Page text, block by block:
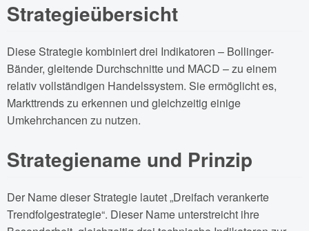
Strategieübersicht
Diese Strategie kombiniert drei Indikatoren – Bollinger-
Bänder, gleitende Durchschnitte und MACD – zu einem
relativ vollständigen Handelssystem. Sie ermöglicht es,
Markttrends zu erkennen und gleichzeitig einige
Umkehrchancen zu nutzen.
Strategiename und Prinzip
Der Name dieser Strategie lautet „Dreifach verankerte
Trendfolgestrategie“. Dieser Name unterstreicht ihre